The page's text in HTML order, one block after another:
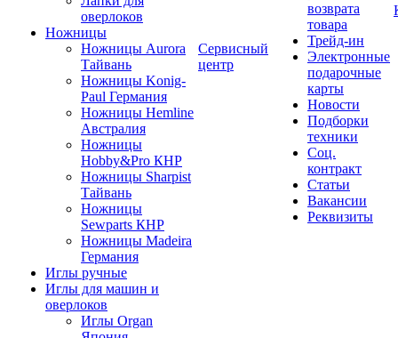
оверлоков
Ножницы
Ножницы Aurora
Тайвань
Ножницы Konig-
Paul Германия
Ножницы Hemline
Австралия
Ножницы
Hobby&Pro КНР
Ножницы Sharpist
Тайвань
Ножницы
Sewparts КНР
Ножницы Madeira
Германия
Иглы ручные
Иглы для машин и
оверлоков
Иглы Organ
Сервисный
центр
возврата
товара
Трейд-ин
Электронные
подарочные
карты
Новости
Подборки
техники
Соц.
контракт
Статьи
Вакансии
Реквизиты